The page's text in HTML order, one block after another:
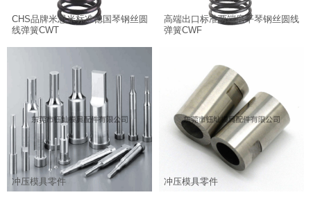
CHS品牌米思米标准德国琴钢丝圆
线弹簧CWT
高端出口标准两端磨平琴钢丝圆线
弹簧CWF
冲压模具零件 冲压模具零件